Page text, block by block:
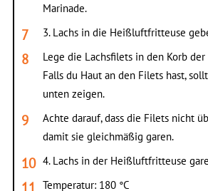
Marinade.
3. Lachs in die Heißluftfritteuse
Lege die Lachsfilets in den Korb
Falls du Haut an den Filets hast,
unten zeigen.
Achte darauf, dass die Filets nicht
damit sie gleichmäßig garen.
4. Lachs in der Heißluftfritteuse
Temperatur: 180 °C